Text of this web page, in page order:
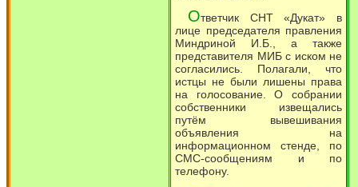
Ответчик СНТ «Дукат» в
лице председателя правления
Миндриной И.Б., а также
представителя МИБ с иском не
согласились. Полагали, что
истцы не были лишены права
на голосование. О собрании
собственники извещались
путём вывешивания
объявления на
информационном стенде, по
СМС-сообщениям и по
телефону.